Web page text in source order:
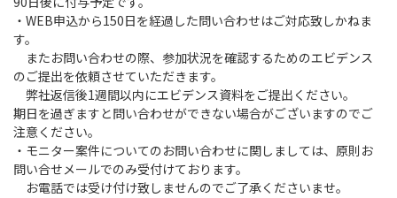
・WEB申込から150日を経過した問い合わせはご対応致しかねま
す。
またお問い合わせの際、参加状況を確認するためのエビデンス
のご提出を依頼させていただきます。
弊社返信後1週間以内にエビデンス資料をご提出ください。
期日を過ぎますと問い合わせができない場合がございますのでご
注意ください。
・モニター案件についてのお問い合わせに関しましては、原則お
問い合せメールでのみ受付けております。
お電話では受け付け致しませんのでご了承くださいませ。